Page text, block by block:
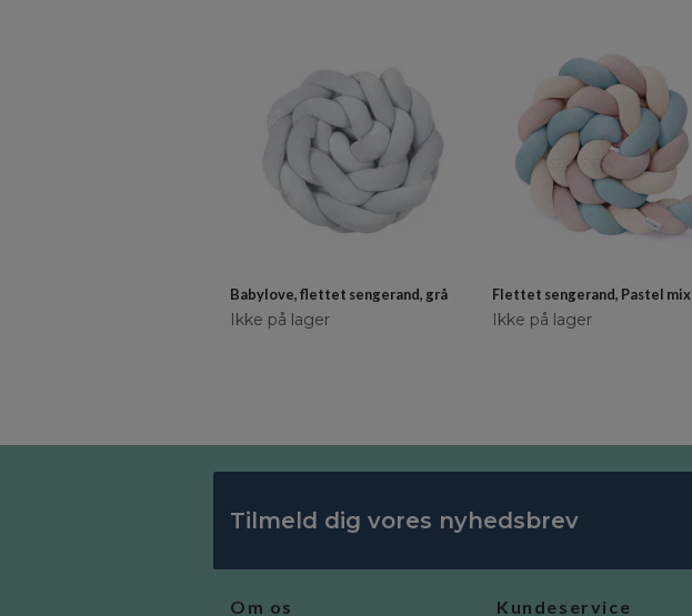
Babylove, flettet sengerand, grå
Ikke på lager
Flettet sengerand, Pastel mix
Ikke på lager
Tilmeld dig vores nyhedsbrev
Om os Kundeservice